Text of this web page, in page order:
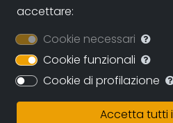
accettare:
Cookie necessari
Cookie funzionali
Cookie di profilazione
Accetta tutti